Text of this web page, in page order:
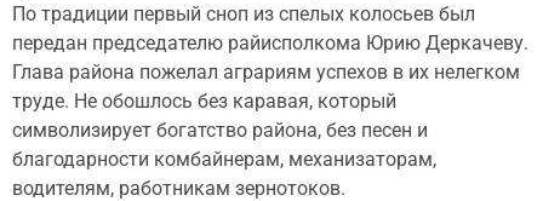
По традиции первый сноп из спелых колосьев был
передан председателю райисполкома Юрию Деркачеву.
Глава района пожелал аграриям успехов в их нелегком
труде. Не обошлось без каравая, который
символизирует богатство района, без песен и
благодарности комбайнерам, механизаторам,
водителям, работникам зернотоков.